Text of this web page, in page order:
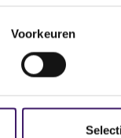
Voorkeuren
Potentieel
Potentieel